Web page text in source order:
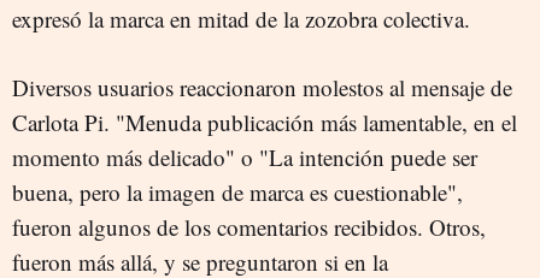
expresó la marca en mitad de la zozobra colectiva.
Diversos usuarios reaccionaron molestos al mensaje de
Carlota Pi. "Menuda publicación más lamentable, en el
momento más delicado" o "La intención puede ser
buena, pero la imagen de marca es cuestionable",
fueron algunos de los comentarios recibidos. Otros,
fueron más allá, y se preguntaron si en la